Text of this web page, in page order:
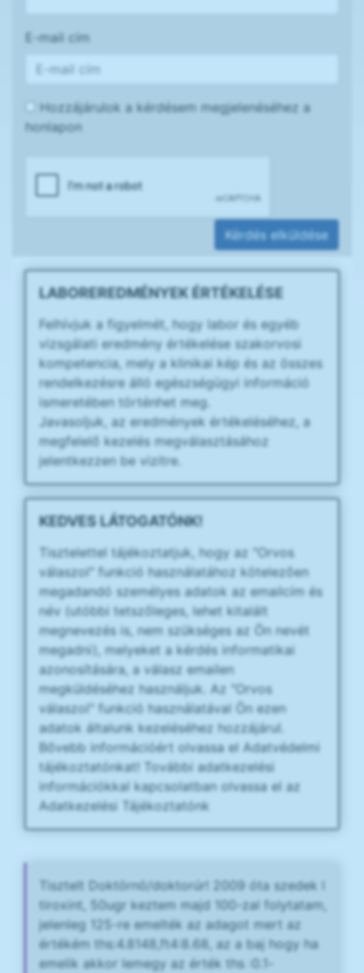
E-mail cím
Hozzájárulok a kérdésem megjelenéséhez a
honlapon
Kérdés elküldése
LABOREREDMÉNYEK ÉRTÉKELÉSE
Felhívjuk a figyelmét, hogy labor és egyéb
vizsgálati eredmény értékelése szakorvosi
kompetencia, mely a klinikai kép és az összes
rendelkezésre álló egészségügyi információ
ismeretében történhet meg.
Javasoljuk, az eredmények értékeléséhez, a
megfelelő kezelés megválasztásához
jelentkezzen be vizitre.
KEDVES LÁTOGATÓNK!
Tisztelettel tájékoztatjuk, hogy az "Orvos
válaszol" funkció használatához kötelezően
megadandó személyes adatok az emailcím és
név (utóbbi tetszőleges, lehet kitalált
megnevezés is, nem szükséges az Ön nevét
megadni), melyeket a kérdés informatikai
azonosítására, a válasz emailen
megküldéséhez használjuk. Az "Orvos
válaszol" funkció használatával Ön ezen
adatok általunk kezeléséhez hozzájárul.
Bővebb információért olvassa el Adatvédelmi
tájékoztatónkat! További adatkezelési
információkkal kapcsolatban olvassa el az
Adatkezelési Tájékoztatónk
Tisztelt Doktörnö/doktorúr! 2009 óta szedek l
tiroxint, 50ugr keztem majd 100-zal folytatam,
jelenleg 125-re emelték az adagot mert az
értékém ths:4.8148,ft4:8.68, az a baj hogy ha
emelik akkor lemegy az érték ths :0.1-